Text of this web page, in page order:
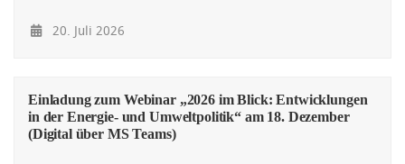
20. Juli 2026
Einladung zum Webinar „2026 im Blick: Entwicklungen
in der Energie- und Umweltpolitik“ am 18. Dezember
(Digital über MS Teams)